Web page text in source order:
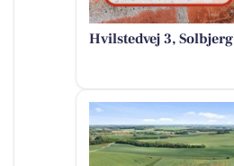
Hvilstedvej 3, Solbjerg